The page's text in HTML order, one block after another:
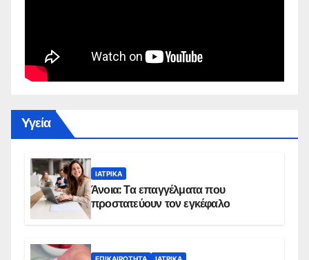
Yγεία
ΙΑΤΡΙΚΆ
Άνοια: Τα επαγγέλματα που
προστατεύουν τον εγκέφαλο